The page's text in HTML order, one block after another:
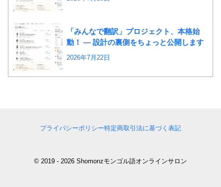
「みんなで翻訳」プロジェクト、本格始
動！ ― 設計の裏側をちょっと公開します
2026年7月22日
プライバシーポリシー特定商取引法に基づく表記
© 2019 - 2026 Shomonzモンゴル語オンラインサロン